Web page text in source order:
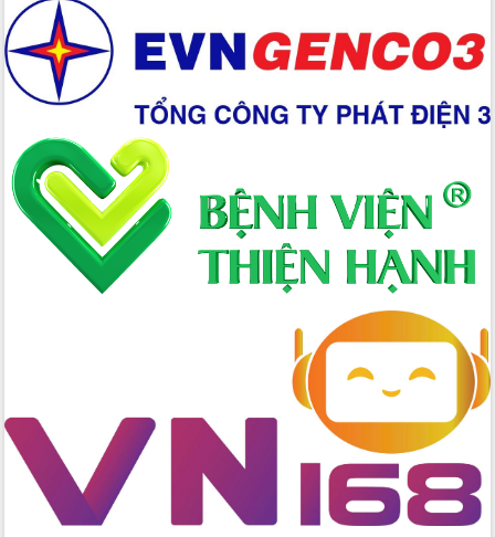
Hồ Thị Nguyên Thảo làm việc tại Trung
tâm Phục vụ hành chính công xã Ea
Phê
Xây dựng nền hành chính số đồng
hành cùng nông dân dân, doanh nghiệp
Giai đoạn 2026-2030, Đắk Lắk phấn
đấu có 77% xã đạt chuẩn nông thôn
mới
Chuyển đổi số 'mở đường' cho nông
nghiệp Đắk Lắk tăng trưởng bứt phá
Triển khai đồng bộ đo đạc, lập hồ sơ
địa chính, hoàn thiện cơ sở dữ liệu đất
Đảng từ Sổ tay đảng viên điện tử
Đắk Lắk đẩy mạnh nuôi biển công
nghệ, hướng tới phát triển thủy sản
bền vững
Tập huấn nâng cao năng lực triển khai